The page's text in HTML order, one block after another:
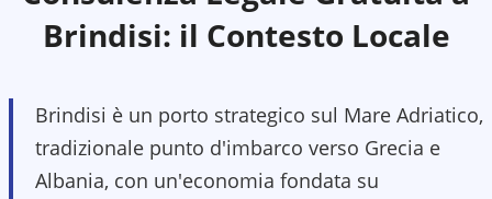
Brindisi: il Contesto Locale
Brindisi è un porto strategico sul Mare Adriatico,
tradizionale punto d'imbarco verso Grecia e
Albania, con un'economia fondata su